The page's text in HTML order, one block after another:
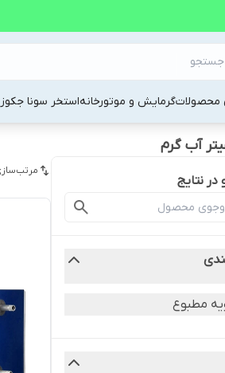
محصولاتگرمایش و موتورخانهاستخر سونا
آب گرم
نتایج
مطبوع